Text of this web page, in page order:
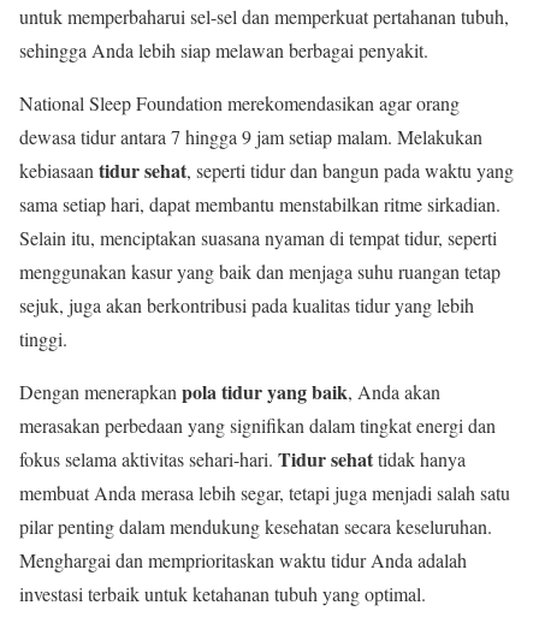
untuk memperbaharui sel-sel dan memperkuat pertahanan tubuh,
sehingga Anda lebih siap melawan berbagai penyakit.
National Sleep Foundation merekomendasikan agar orang
dewasa tidur antara 7 hingga 9 jam setiap malam. Melakukan
kebiasaantidur sehat, seperti tidur dan bangun pada waktu yang
sama setiap hari, dapat membantu menstabilkan ritme sirkadian.
Selain itu, menciptakan suasana nyaman di tempat tidur, seperti
menggunakan kasur yang baik dan menjaga suhu ruangan tetap
sejuk, juga akan berkontribusi pada kualitas tidur yang lebih
tinggi.
Dengan menerapkanpola tidur yang baik, Anda akan
merasakan perbedaan yang signifikan dalam tingkat energi dan
fokus selama aktivitas sehari-hari. Tidur sehattidak hanya
membuat Anda merasa lebih segar, tetapi juga menjadi salah satu
pilar penting dalam mendukung kesehatan secara keseluruhan.
Menghargai dan memprioritaskan waktu tidur Anda adalah
investasi terbaik untuk ketahanan tubuh yang optimal.